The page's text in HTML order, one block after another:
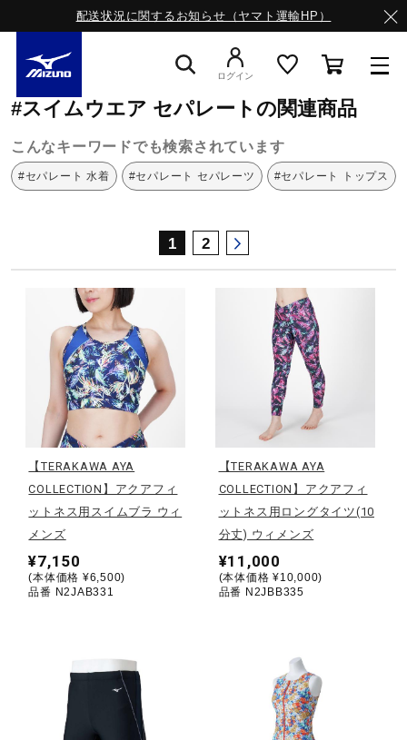
配送状況に関するお知らせ（ヤマト運輸HP）
ライフスタイルウエア
サッカー／フットサル
トレーニング
野球
スイム
バレーボール
テニス／ソフトテニス
ログイン
ミズノ公式オンライン セパレート
#スイムウエア セパレートの関連商品
こんなキーワードでも検索されています
#セパレート 水着 #セパレート セパレーツ #セパレート トップス
1 2
【TERAKAWA AYA
COLLECTION】アクアフィ
ットネス用スイムブラ ウィ
メンズ
¥7,150
(本体価格 ¥6,500)
品番 N2JAB331
【TERAKAWA AYA
COLLECTION】アクアフィ
ットネス用ロングタイツ(10
分丈) ウィメンズ
¥11,000
(本体価格 ¥10,000)
品番 N2JBB335